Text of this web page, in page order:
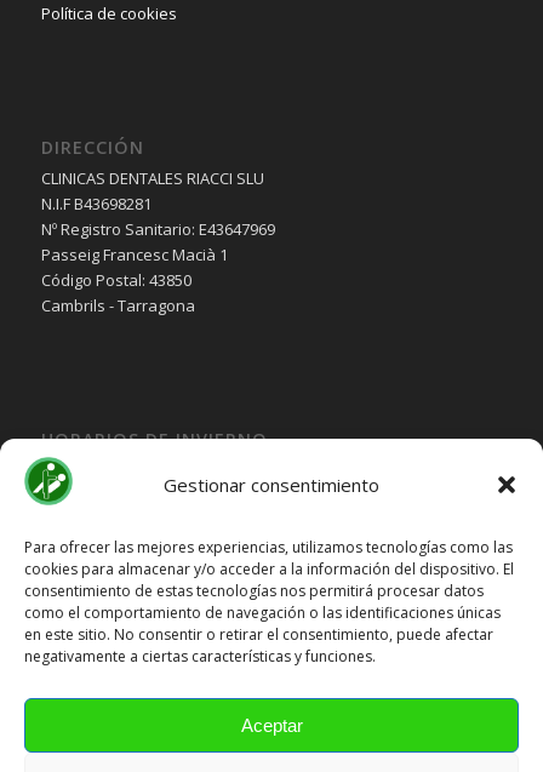
Gestionar consentimiento
Para ofrecer las mejores experiencias, utilizamos tecnologías como las
cookies para almacenar y/o acceder a la información del dispositivo. El
consentimiento de estas tecnologías nos permitirá procesar datos
como el comportamiento de navegación o las identificaciones únicas
en este sitio. No consentir o retirar el consentimiento, puede afectar
negativamente a ciertas características y funciones.
Aceptar
Política de cookies
DIRECCIÓN
CLINICAS DENTALES RIACCI SLU
N.I.F B43698281
Nº Registro Sanitario: E43647969
Passeig Francesc Macià 1
Código Postal: 43850
Cambrils - Tarragona
HORARIOS DE INVIERNO
Lunes, Martes, Jueves y Viernes:
10:00H a 15:30H
Miercoles:
15:30H a 19:30H
Sábado y DomingoCerrado
HORARIOS DE VERANO
Cerrado